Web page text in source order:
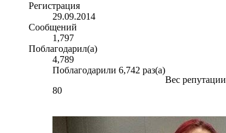
Регистрация
29.09.2014
Сообщений
1,797
Поблагодарил(а)
4,789
Поблагодарили 6,742 раз(а)
Вес репутации
80